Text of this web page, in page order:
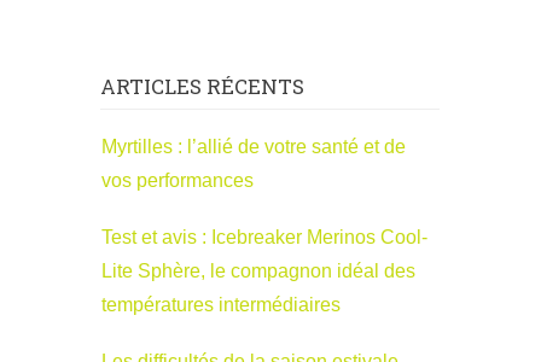
ARTICLES RÉCENTS
Myrtilles : l’allié de votre santé et de
vos performances
Test et avis : Icebreaker Merinos Cool-
Lite Sphère, le compagnon idéal des
températures intermédiaires